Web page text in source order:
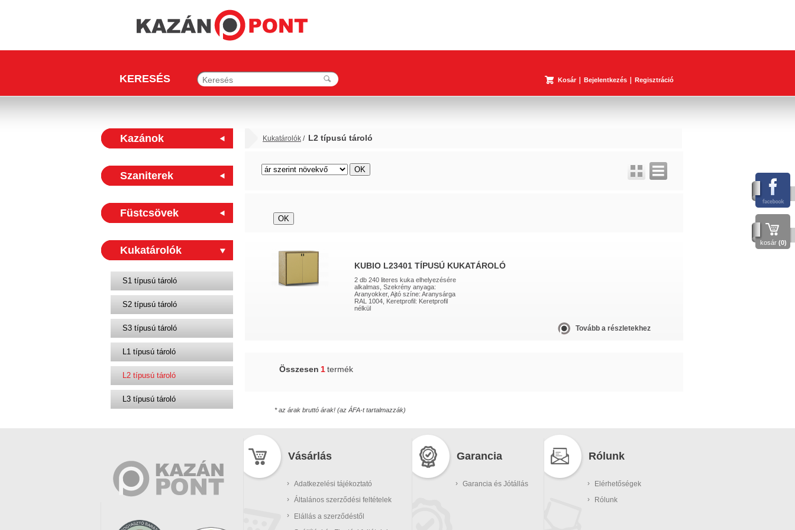
kosár (0)
KERESÉS Kosár Bejelentkezés Regisztráció
Kazánok
Szaniterek
Füstcsövek
Kukatárolók
S1 típusú tároló
S2 típusú tároló
S3 típusú tároló
L1 típusú tároló
L2 típusú tároló
L3 típusú tároló
Kukatárolók / L2 típusú tároló
rács lista
KUBIO L23401 TÍPUSÚ KUKATÁROLÓ
2 db 240 literes kuka elhelyezésére
alkalmas, Szekrény anyaga:
Aranyokker, Ajtó színe: Aranysárga
RAL 1004, Keretprofil: Keretprofil
nélkül
Tovább a részletekhez
Összesen 1 termék
* az árak bruttó árak! (az ÁFA-t tartalmazzák)
Vásárlás
›
Adatkezelési tájékoztató
›
Általános szerződési feltételek
›
Elállás a szerződéstől
Garancia
› Garancia és Jótállás
Rólunk
›
Elérhetőségek
›
Rólunk